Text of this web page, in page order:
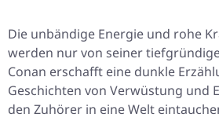
Die unbändige Energie und rohe
werden nur von seiner
Conan erschafft eine dunkle
Geschichten von Verwüstung und
den Zuhörer in eine Welt